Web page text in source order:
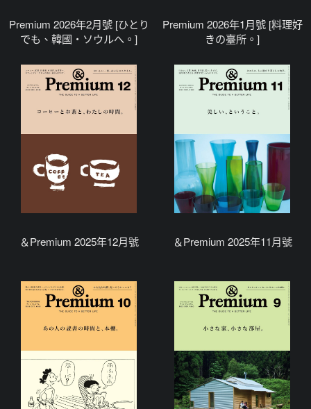
Premium 2026年2月號 [ひとり
でも、韓國・ソウルへ。]
Premium 2026年1月號 [料理好
きの臺所。]
＆Premium 2025年12月號 ＆Premium 2025年11月號